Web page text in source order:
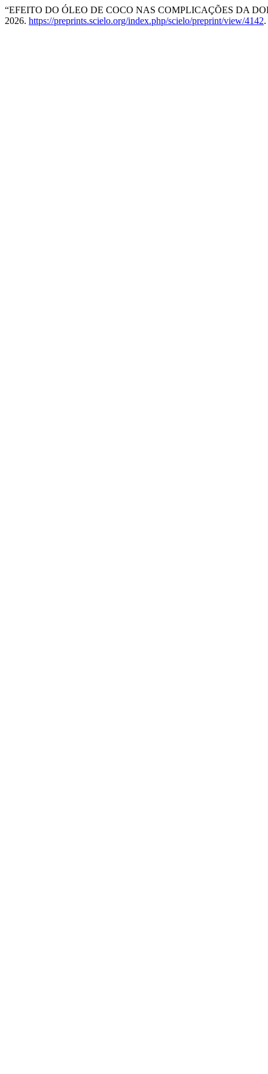
“EFEITO DO ÓLEO DE COCO NAS COMPLICAÇÕES DA
2026. https://preprints.scielo.org/index.php/scielo/preprint/view/4142.